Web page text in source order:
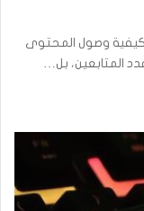
وصول المحتوى
المتابعين، بل…